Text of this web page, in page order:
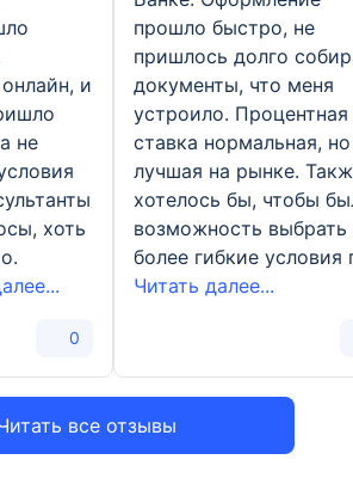
все отзывы
и
не
хоть
0
прошло быстро, не
пришлось долго
документы, что меня
устроило. Процентная
ставка нормальная,
лучшая на рынке.
хотелось бы, чтобы
возможность выбрать
более гибкие условия
Читать далее...